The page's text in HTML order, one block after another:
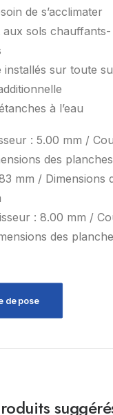
de s’acclimater
aux sols chauffants-
installés sur toute
à l’eau
: 5.00 mm /
des
mm / Dimensions
: 8.00 mm /
des
de pose